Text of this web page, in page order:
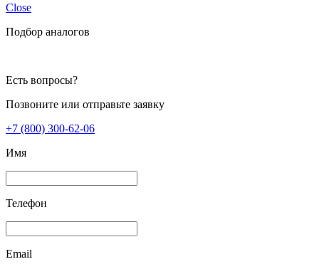
Close
Подбор аналогов
Есть вопросы?
Позвоните или отправьте заявку
+7 (800) 300-62-06
Имя
Телефон
Email